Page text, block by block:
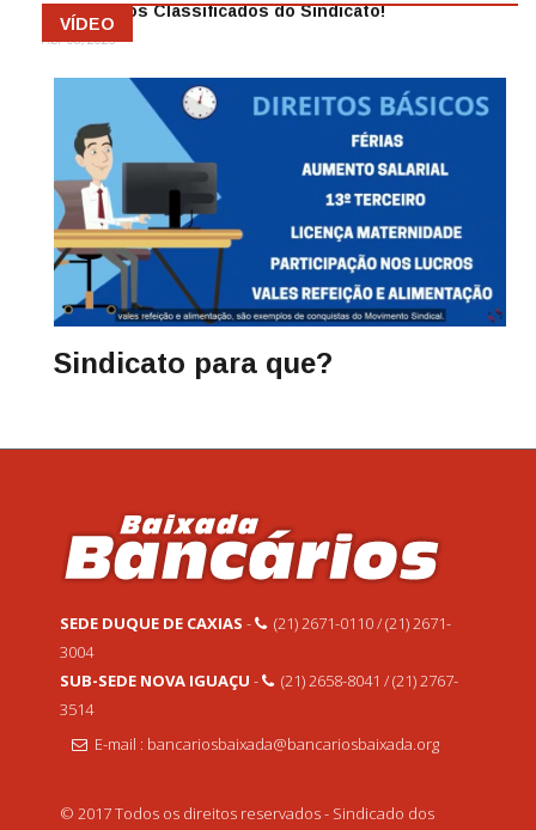
Anuncie nos Classificados do Sindicato!
Abr 08, 2026
VÍDEO
Sindicato para que?
SEDE DUQUE DE CAXIAS -
(21) 2671-0110 / (21) 2671-
3004
SUB-SEDE NOVA IGUAÇU -
(21) 2658-8041 / (21) 2767-
3514
E-mail : bancariosbaixada@bancariosbaixada.org
© 2017 Todos os direitos reservados - Sindicado dos